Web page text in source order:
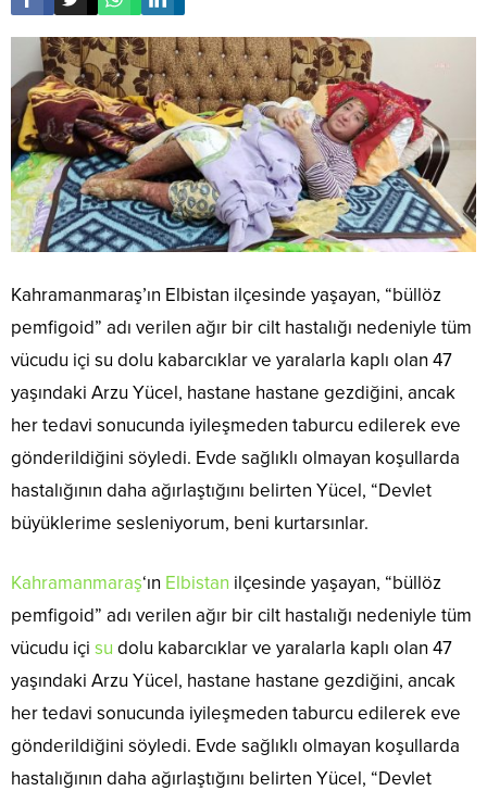
Kahramanmaraş’ın Elbistan ilçesinde yaşayan, “büllöz
pemfigoid” adı verilen ağır bir cilt hastalığı nedeniyle tüm
vücudu içi su dolu kabarcıklar ve yaralarla kaplı olan 47
yaşındaki Arzu Yücel, hastane hastane gezdiğini, ancak
her tedavi sonucunda iyileşmeden taburcu edilerek eve
gönderildiğini söyledi. Evde sağlıklı olmayan koşullarda
hastalığının daha ağırlaştığını belirten Yücel, “Devlet
büyüklerime sesleniyorum, beni kurtarsınlar.
Kahramanmaraş‘ın Elbistan ilçesinde yaşayan, “büllöz
pemfigoid” adı verilen ağır bir cilt hastalığı nedeniyle tüm
vücudu içi su dolu kabarcıklar ve yaralarla kaplı olan 47
yaşındaki Arzu Yücel, hastane hastane gezdiğini, ancak
her tedavi sonucunda iyileşmeden taburcu edilerek eve
gönderildiğini söyledi. Evde sağlıklı olmayan koşullarda
hastalığının daha ağırlaştığını belirten Yücel, “Devlet